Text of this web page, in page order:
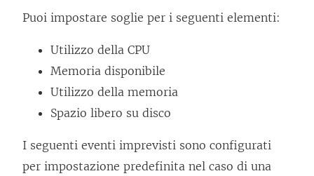
Puoi impostare soglie per i seguenti elementi:
Utilizzo della CPU
Memoria disponibile
Utilizzo della memoria
Spazio libero su disco
I seguenti eventi imprevisti sono configurati
per impostazione predefinita nel caso di una